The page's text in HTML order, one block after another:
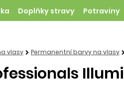
Doplňky stravy Potraviny
vlasy Permanentní barvy na vlasy